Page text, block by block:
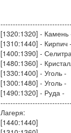
[1320:1320] - Камень
[1310:1440] - Кирпич -
[1400:1390] -
[1480:1360] -
[1330:1400] - Уголь -
[1300:1480] - Уголь -
[1490:1320] - Руда -
Лагеря:
[1440:1440]